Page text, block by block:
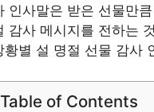
인사말은 받은 선물만
감사 메시지를 전하는
황별 설 명절 선물 감사
Table of Contents